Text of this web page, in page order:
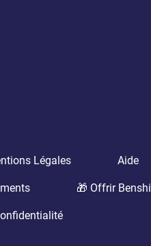
Légales Aide
🎁 Offrir Benshi